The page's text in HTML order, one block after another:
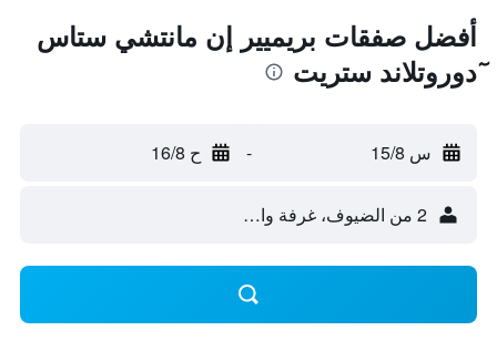
أفضل صفقات بريميير إن مانتشي ستاس
ٓدوروتلاند ستريت
س 15/8 - ح 16/8
2 من الضيوف، غرفة واحدة